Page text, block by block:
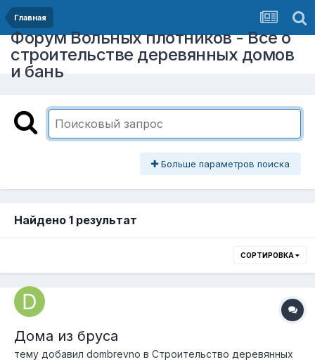
Главная
Форум Вольных плотников - Все о
строительстве деревянных домов
и бань
Больше параметров поиска
Найдено 1 результат
СОРТИРОВКА
Дома из бруса
тему добавил dombrevno в Строительство деревянных